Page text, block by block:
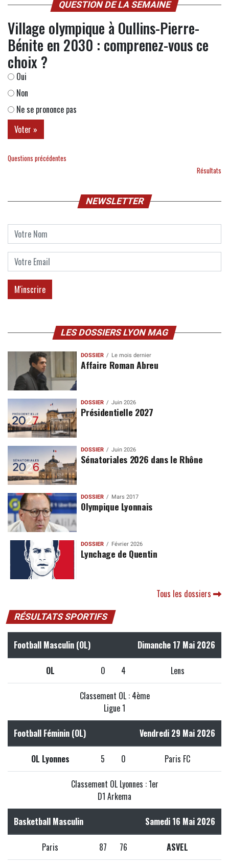
QUESTION DE LA SEMAINE
Village olympique à Oullins-Pierre-
Bénite en 2030 : comprenez-vous ce
choix ?
Oui
Non
Ne se prononce pas
Questions précédentes
Résultats
NEWSLETTER
LES DOSSIERS LYON MAG
DOSSIER Le mois dernier
Affaire Roman Abreu
DOSSIER Juin 2026
Présidentielle 2027
DOSSIER Juin 2026
Sénatoriales 2026 dans le Rhône
DOSSIER Mars 2017
Olympique Lyonnais
DOSSIER Février 2026
Lynchage de Quentin
Tous les dossiers
RÉSULTATS SPORTIFS
Football Masculin (OL) Dimanche 17 Mai 2026
OL 0 4 Lens
Classement OL : 4ème
Ligue 1
Football Féminin (OL) Vendredi 29 Mai 2026
OL Lyonnes 5 0 Paris FC
Classement OL Lyonnes : 1er
D1 Arkema
Basketball Masculin Samedi 16 Mai 2026
Paris 87 76 ASVEL